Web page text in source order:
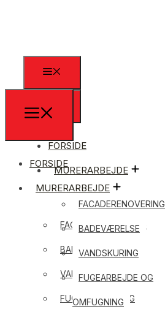
FORSIDE
MURERARBEJDE
FACADERENOVERING
BADEVÆRELSE
VANDSKURING
FUGEARBEJDE OG
OMFUGNING
FORSIDE
MURERARBEJDE
FACADERENOVERING
BADEVÆRELSE
VANDSKURING
FUGEARBEJDE OG